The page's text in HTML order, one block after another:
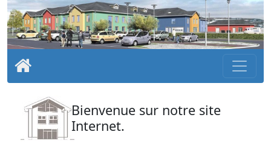
Bienvenue sur notre site
Internet.